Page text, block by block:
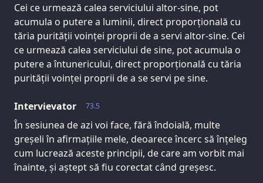
Cei ce urmează calea serviciului altor-sine, pot
acumula o putere a luminii, direct proporțională cu
tăria purității voinței proprii de a servi altor-sine. Cei
ce urmează calea serviciului de sine, pot acumula o
putere a întunericului, direct proporțională cu tăria
purității voinței proprii de a se servi pe sine.
73.5
Intervievator
În sesiunea de azi voi face, fără îndoială, multe
greșeli în afirmațiile mele, deoarece încerc să înțeleg
cum lucrează aceste principii, de care am vorbit mai
înainte, și aștept să fiu corectat când greșesc.